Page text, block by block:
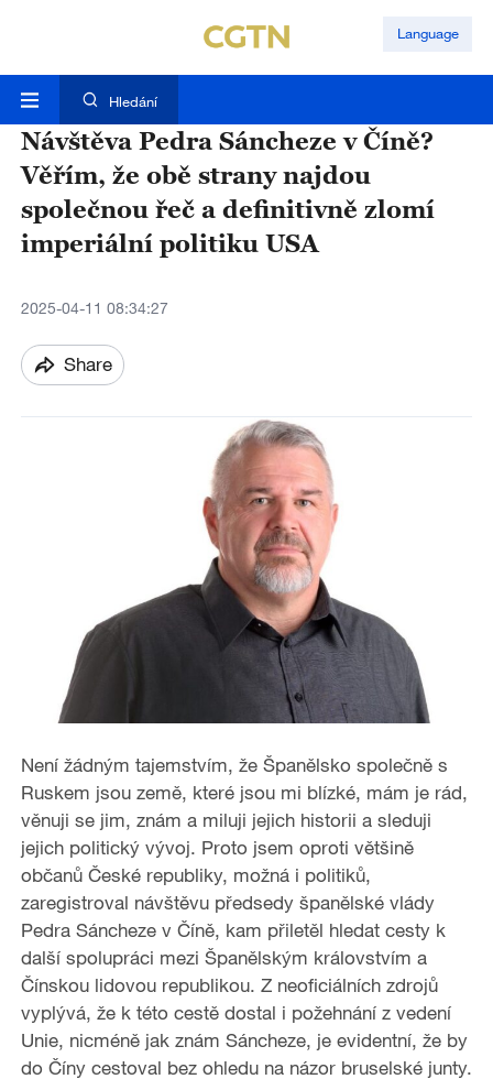
Language
Hledání
Návštěva Pedra Sáncheze v Číně?
Věřím, že obě strany najdou
společnou řeč a definitivně zlomí
imperiální politiku USA
2025-04-11 08:34:27
Share
Není žádným tajemstvím, že Španělsko společně s
Ruskem jsou země, které jsou mi blízké, mám je rád,
věnuji se jim, znám a miluji jejich historii a sleduji
jejich politický vývoj. Proto jsem oproti většině
občanů České republiky, možná i politiků,
zaregistroval návštěvu předsedy španělské vlády
Pedra Sáncheze v Číně, kam přiletěl hledat cesty k
další spolupráci mezi Španělským královstvím a
Čínskou lidovou republikou. Z neoficiálních zdrojů
vyplývá, že k této cestě dostal i požehnání z vedení
Unie, nicméně jak znám Sáncheze, je evidentní, že by
do Číny cestoval bez ohledu na názor bruselské junty.